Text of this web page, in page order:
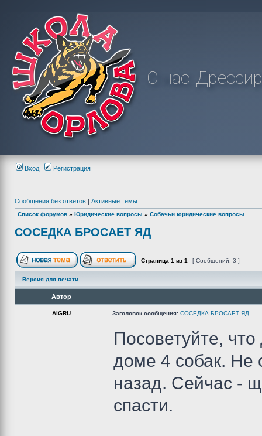
О нас
Вход Регистрация
Сообщения без ответов | Активные темы
Список форумов » Юридические вопросы » Собачьи юридические вопросы
СОСЕДКА БРОСАЕТ ЯД
Страница 1 из 1 [ Сообщений: 3 ]
Версия для печати
Автор
AlGRU Заголовок сообщения: СОСЕДКА БРОСАЕТ ЯД
Посоветуйте,
доме 4 собак. Не
назад. Сейчас -
спасти.